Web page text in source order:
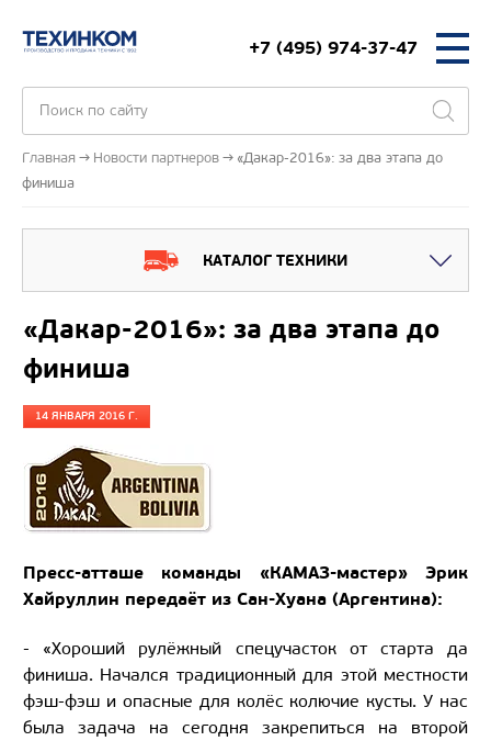
+7 (495) 974-37-47
Главная Новости партнеров
«Дакар-2016»: за два этапа до
финиша
КАТАЛОГ ТЕХНИКИ
«Дакар-2016»: за два этапа до
финиша
14 ЯНВАРЯ 2016 Г.
Пресс-атташе команды «КАМАЗ-мастер» Эрик
Хайруллин передаёт из Сан-Хуана (Аргентина):
- «Хороший рулёжный спецучасток от старта да
финиша. Начался традиционный для этой местности
фэш-фэш и опасные для колёс колючие кусты. У нас
была задача на сегодня закрепиться на второй